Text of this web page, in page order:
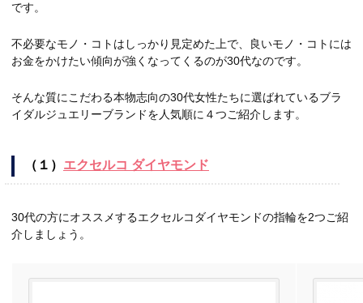
です。
不必要なモノ・コトはしっかり見定めた上で、良いモノ・コトには
お金をかけたい傾向が強くなってくるのが30代なのです。
そんな質にこだわる本物志向の30代女性たちに選ばれているブラ
イダルジュエリーブランドを人気順に４つご紹介します。
（１） エクセルコ ダイヤモンド
30代の方にオススメするエクセルコダイヤモンドの指輪を2つご紹
介しましょう。